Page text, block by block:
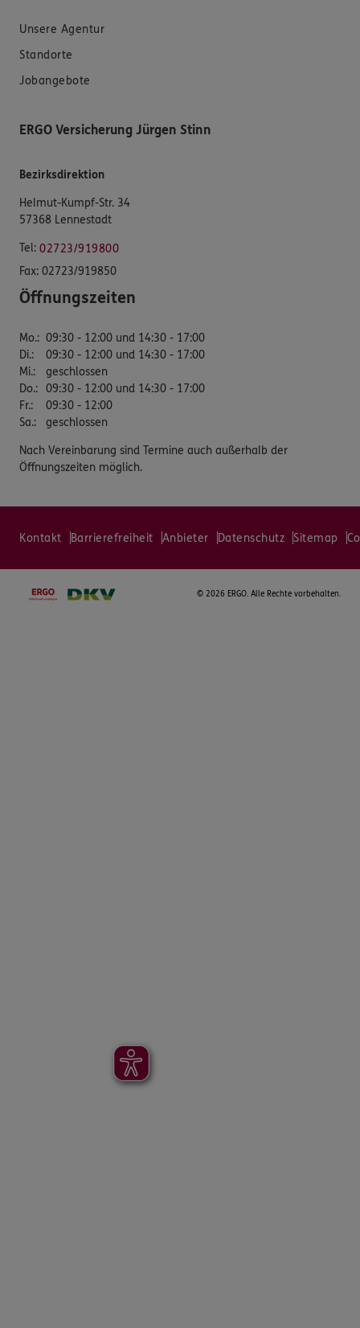
Unsere Agentur
Standorte
Jobangebote
ERGO Versicherung Jürgen Stinn
Bezirksdirektion
Helmut-Kumpf-Str. 34
57368 Lennestadt
Tel: 02723/919800
Fax: 02723/919850
Öffnungszeiten
Mo.: 09:30 - 12:00 und 14:30 - 17:00
Di.:
09:30 - 12:00 und 14:30 - 17:00
Mi.:
geschlossen
Do.: 09:30 - 12:00 und 14:30 - 17:00
Fr.:
09:30 - 12:00
Sa.: geschlossen
Nach Vereinbarung sind Termine auch außerhalb der
Öffnungszeiten möglich.
Kontakt Barrierefreiheit Anbieter Datenschutz Sitemap
© 2026 ERGO. Alle Rechte vorbehalten.